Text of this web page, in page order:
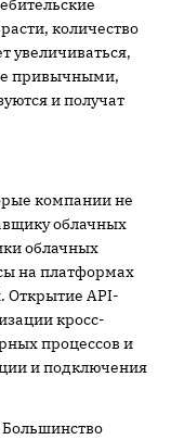
количество
увеличиваться,
привычными,
и получат
компании не
облачных
облачных
на платформах
Открытие API-
кросс-
процессов и
и подключения